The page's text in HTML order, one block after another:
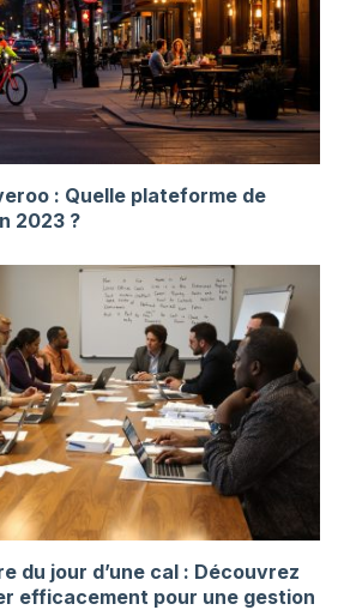
: Quelle plateforme de
2023 ?
du jour d’une cal : Découvrez
efficacement pour une gestion